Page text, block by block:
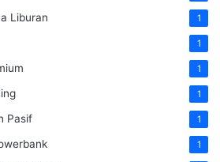
Liburan 1
1
1
1
Pasif 1
1